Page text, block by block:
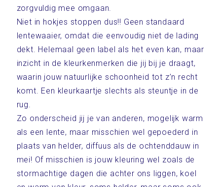
zorgvuldig mee omgaan.
Niet in hokjes stoppen dus!! Geen standaard
lentewaaier, omdat die eenvoudig niet de lading
dekt. Helemaal geen label als het even kan, maar
inzicht in de kleurkenmerken die jij bij je draagt,
waarin jouw natuurlijke schoonheid tot z’n recht
komt. Een kleurkaartje slechts als steuntje in de
rug.
Zo onderscheid jij je van anderen, mogelijk warm
als een lente, maar misschien wel gepoederd in
plaats van helder, diffuus als de ochtenddauw in
mei! Of misschien is jouw kleuring wel zoals de
stormachtige dagen die achter ons liggen, koel